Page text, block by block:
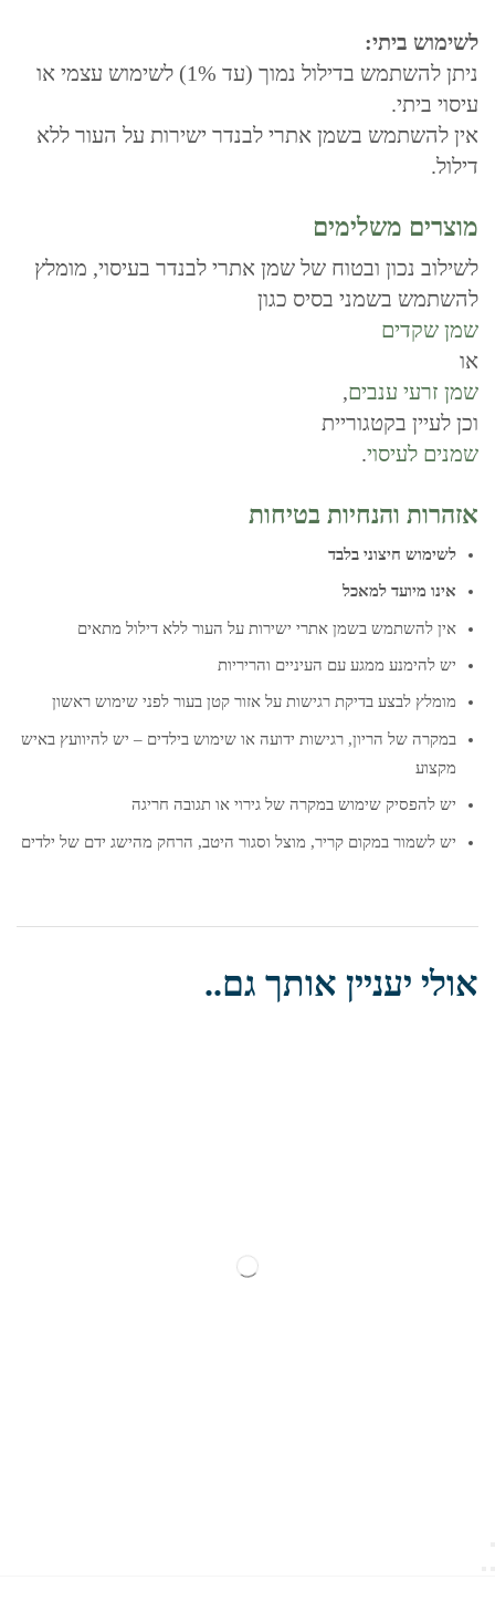
לשימוש ביתי:
ניתן להשתמש בדילול נמוך (עד 1%) לשימוש עצמי או
עיסוי ביתי.
אין להשתמש בשמן אתרי לבנדר ישירות על העור ללא
דילול.
מוצרים משלימים
לשילוב נכון ובטוח של שמן אתרי לבנדר בעיסוי, מומלץ
להשתמש בשמני בסיס כגון
שמן שקדים
או
שמן זרעי ענבים,
וכן לעיין בקטגוריית
שמנים לעיסוי.
אזהרות והנחיות בטיחות
לשימוש חיצוני בלבד
אינו מיועד למאכל
אין להשתמש בשמן אתרי ישירות על העור ללא דילול מתאים
יש להימנע ממגע עם העיניים והריריות
מומלץ לבצע בדיקת רגישות על אזור קטן בעור לפני שימוש ראשון
במקרה של הריון, רגישות ידועה או שימוש בילדים – יש להיוועץ באיש
מקצוע
יש להפסיק שימוש במקרה של גירוי או תגובה חריגה
יש לשמור במקום קריר, מוצל וסגור היטב, הרחק מהישג ידם של ילדים
אולי יעניין אותך גם..